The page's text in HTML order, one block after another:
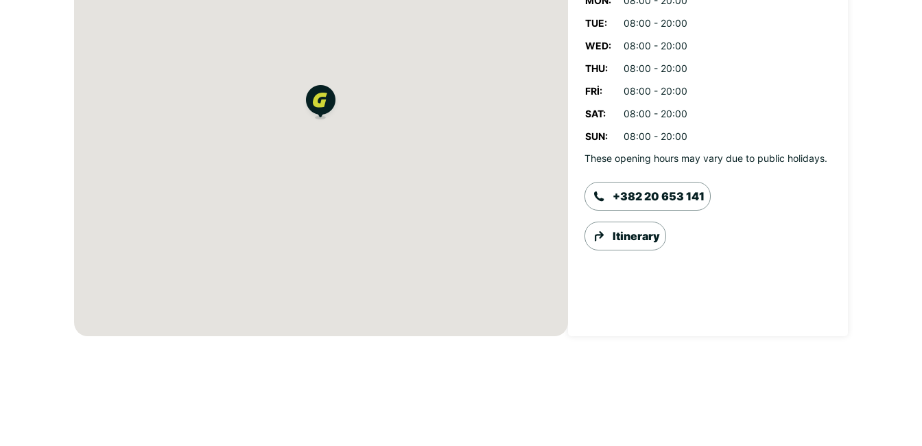
TUE:
08:00 - 20:00
WED:
08:00 - 20:00
THU:
08:00 - 20:00
FRI:
08:00 - 20:00
SAT:
08:00 - 20:00
SUN:
08:00 - 20:00
These opening hours may vary due to public holidays.
+382 20 653 141
Itinerary